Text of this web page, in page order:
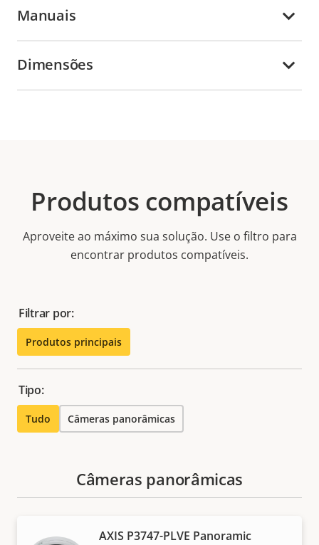
Manuais
Dimensões
Produtos compatíveis
Aproveite ao máximo sua solução. Use o filtro para
encontrar produtos compatíveis.
Filtrar por:
Produtos principais
Tipo:
Tudo Câmeras panorâmicas
Câmeras panorâmicas
AXIS P3747-PLVE Panoramic